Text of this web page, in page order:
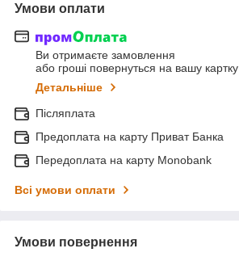
Умови оплати
Ви отримаєте замовлення
або гроші повернуться на вашу картку
Детальніше
Післяплата
Предоплата на карту Приват Банка
Передоплата на карту Monobank
Всі умови оплати
Умови повернення